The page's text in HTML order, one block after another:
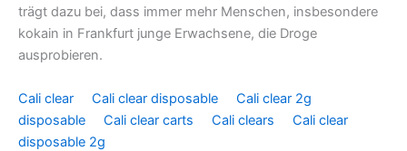
trägt dazu bei, dass immer mehr Menschen, insbesondere
kokain in Frankfurt junge Erwachsene, die Droge
ausprobieren.
Cali clear Cali clear disposable
Cali clear 2g
disposable
Cali clear carts Cali clears
Cali clear
disposable 2g